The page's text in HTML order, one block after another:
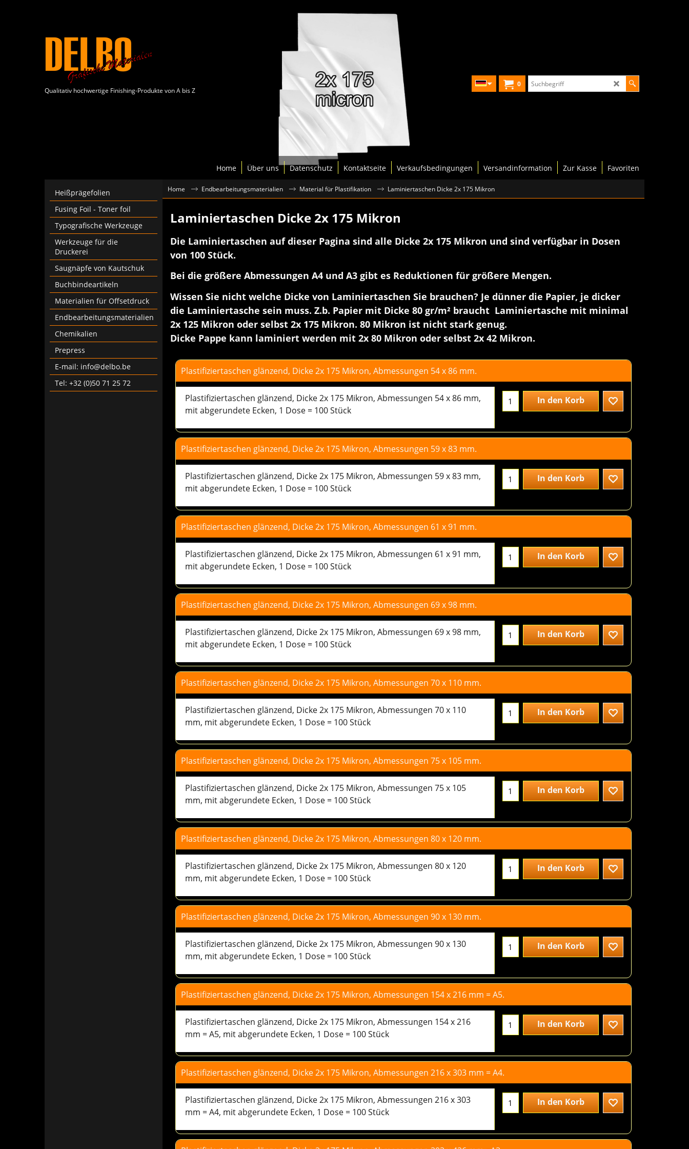
Qualitativ hochwertige Finishing-Produkte von A bis Z
0
Home Über uns Datenschutz Kontaktseite Verkaufsbedingungen Versandinformation Zur Kasse Favoriten
Heißprägefolien
Fusing Foil - Toner foil
Typografische Werkzeuge
Werkzeuge für die
Druckerei
Saugnäpfe von Kautschuk
Buchbindeartikeln
Materialien für Offsetdruck
Endbearbeitungsmaterialien
Chemikalien
Prepress
E-mail: info@delbo.be
Tel: +32 (0)50 71 25 72
Home Endbearbeitungsmaterialien Material für Plastifikation Laminiertaschen Dicke 2x 175 Mikron
Laminiertaschen Dicke 2x 175 Mikron
Die Laminiertaschen auf dieser Pagina sind alle Dicke 2x 175 Mikron und sind verfügbar in Dosen
von 100 Stück.
Bei die größere Abmessungen A4 und A3 gibt es Reduktionen für größere Mengen.
Wissen Sie nicht welche Dicke von Laminiertaschen Sie brauchen? Je dünner die Papier, je dicker
die Laminiertasche sein muss. Z.b. Papier mit Dicke 80 gr/m² braucht Laminiertasche mit minimal
2x 125 Mikron oder selbst 2x 175 Mikron. 80 Mikron ist nicht stark genug.
Dicke Pappe kann laminiert werden mit 2x 80 Mikron oder selbst 2x 42 Mikron.
Plastifiziertaschen glänzend, Dicke 2x 175 Mikron, Abmessungen 54 x 86 mm.
€ 2.00 excl.BTW
In den Korb
Plastifiziertaschen glänzend, Dicke 2x 175 Mikron, Abmessungen 54 x 86 mm,
mit abgerundete Ecken, 1 Dose = 100 Stück
Plastifiziertaschen glänzend, Dicke 2x 175 Mikron, Abmessungen 59 x 83 mm.
2.20
Plastifiziertaschen glänzend, Dicke 2x 175 Mikron, Abmessungen 59 x 83 mm,
Plastifiziertaschen glänzend, Dicke 2x 175 Mikron, Abmessungen 61 x 91 mm.
In den Korb
mit abgerundete Ecken, 1 Dose = 100 Stück
Plastifiziertaschen glänzend, Dicke 2x 175 Mikron, Abmessungen 69 x 98 mm.
€ 2.80 excl.BTW
Plastifiziertaschen glänzend, Dicke 2x 175 Mikron, Abmessungen 69 x 98 mm,
mit abgerundete Ecken, 1 Dose = 100 Stück
In den Korb
Plastifiziertaschen glänzend, Dicke 2x 175 Mikron, Abmessungen 70 x 110
mm, mit abgerundete Ecken, 1 Dose = 100 Stück
Plastifiziertaschen glänzend, Dicke 2x 175 Mikron, Abmessungen 75 x 105 mm.
€ 4.40 excl.BTW
In den Korb
Plastifiziertaschen glänzend, Dicke 2x 175 Mikron, Abmessungen 75 x 105
mm, mit abgerundete Ecken, 1 Dose = 100 Stück
Plastifiziertaschen glänzend, Dicke 2x 175 Mikron, Abmessungen 80 x 120 mm.
4.96 excl.BTW
Plastifiziertaschen glänzend, Dicke 2x 175 Mikron, Abmessungen 80 x 120
mm, mit abgerundete Ecken, 1 Dose = 100 Stück
Plastifiziertaschen glänzend, Dicke 2x 175 Mikron, Abmessungen 90 x 130 mm.
5.00
Plastifiziertaschen glänzend, Dicke 2x 175 Mikron, Abmessungen 90 x 130
mm, mit abgerundete Ecken, 1 Dose = 100 Stück
Plastifiziertaschen glänzend, Dicke 2x 175 Mikron, Abmessungen 154 x 216 mm = A5.
Plastifiziertaschen glänzend, Dicke 2x 175 Mikron, Abmessungen 154 x 216
mm = A5, mit abgerundete Ecken, 1 Dose = 100 Stück